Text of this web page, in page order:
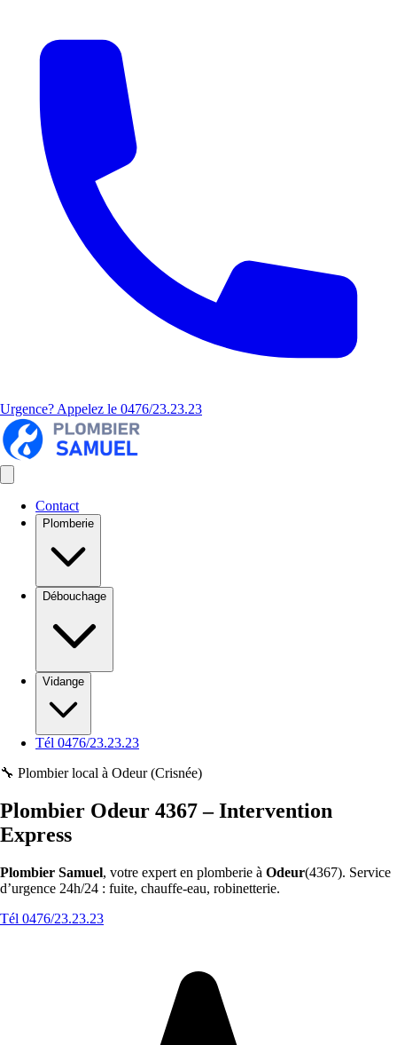
Urgence? Appelez le 0476/23.23.23
Contact
Plomberie
Débouchage
Vidange
Tél 0476/23.23.23
🔧 Plombier local à Odeur (Crisnée)
Plombier Odeur 4367 – Intervention
Express
Plombier Samuel, votre expert en plomberie à Odeur(4367). Service
d’urgence 24h/24 : fuite, chauffe-eau, robinetterie.
Tél 0476/23.23.23